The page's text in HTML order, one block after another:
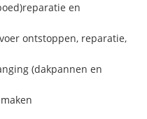
en
ontstoppen, reparatie,
(dakpannen en